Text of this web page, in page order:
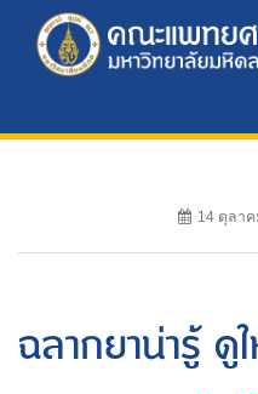
14 ตุลาค
ฉลากยาน่ารู้